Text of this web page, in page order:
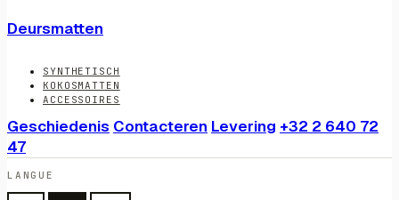
Deursmatten
SYNTHETISCH
KOKOSMATTEN
ACCESSOIRES
Geschiedenis Contacteren Levering +32 2 640 72
47
LANGUE